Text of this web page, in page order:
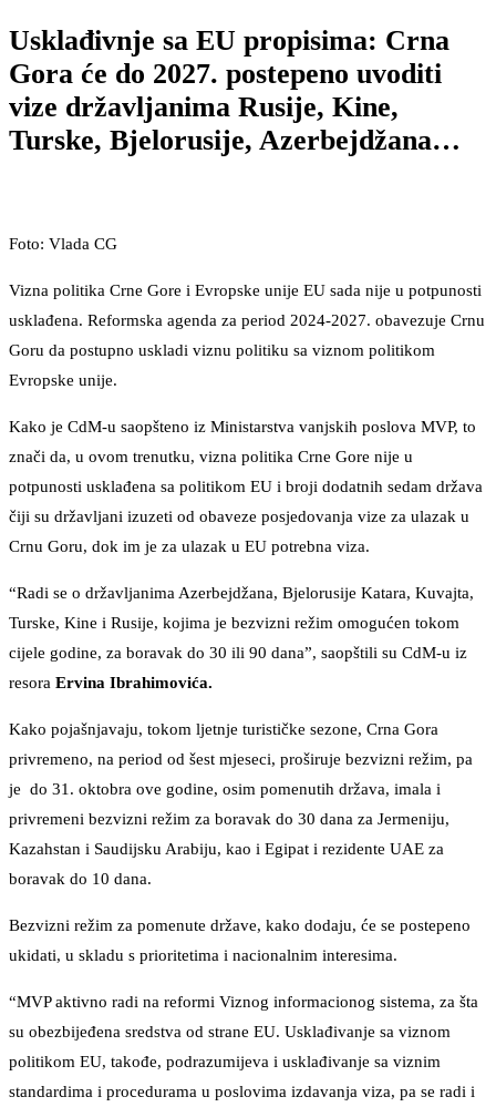
Usklađivnje sa EU propisima: Crna
Gora će do 2027. postepeno uvoditi
vize državljanima Rusije, Kine,
Turske, Bjelorusije, Azerbejdžana…
Foto: Vlada CG
Vizna politika Crne Gore i Evropske unije EU sada nije u potpunosti
usklađena. Reformska agenda za period 2024-2027. obavezuje Crnu
Goru da postupno uskladi viznu politiku sa viznom politikom
Evropske unije.
Kako je CdM-u saopšteno iz Ministarstva vanjskih poslova MVP, to
znači da, u ovom trenutku, vizna politika Crne Gore nije u
potpunosti usklađena sa politikom EU i broji dodatnih sedam država
čiji su državljani izuzeti od obaveze posjedovanja vize za ulazak u
Crnu Goru, dok im je za ulazak u EU potrebna viza.
“Radi se o državljanima Azerbejdžana, Bjelorusije Katara, Kuvajta,
Turske, Kine i Rusije, kojima je bezvizni režim omogućen tokom
cijele godine, za boravak do 30 ili 90 dana”, saopštili su CdM-u iz
resora Ervina Ibrahimovića.
Kako pojašnjavaju, tokom ljetnje turističke sezone, Crna Gora
privremeno, na period od šest mjeseci, proširuje bezvizni režim, pa
je do 31. oktobra ove godine, osim pomenutih država, imala i
privremeni bezvizni režim za boravak do 30 dana za Jermeniju,
Kazahstan i Saudijsku Arabiju, kao i Egipat i rezidente UAE za
boravak do 10 dana.
Bezvizni režim za pomenute države, kako dodaju, će se postepeno
ukidati, u skladu s prioritetima i nacionalnim interesima.
“MVP aktivno radi na reformi Viznog informacionog sistema, za šta
su obezbijeđena sredstva od strane EU. Usklađivanje sa viznom
politikom EU, takođe, podrazumijeva i usklađivanje sa viznim
standardima i procedurama u poslovima izdavanja viza, pa se radi i